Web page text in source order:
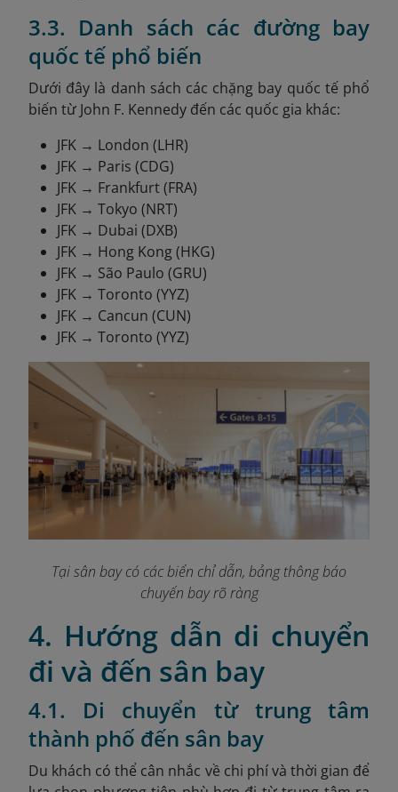
3.3. Danh sách các đường bay
quốc tế phổ biến
Dưới đây là danh sách các chặng bay quốc tế phổ
biến từ John F. Kennedy đến các quốc gia khác:
JFK → London (LHR)
JFK → Paris (CDG)
JFK → Frankfurt (FRA)
JFK → Tokyo (NRT)
JFK → Dubai (DXB)
JFK → Hong Kong (HKG)
JFK → São Paulo (GRU)
JFK → Toronto (YYZ)
JFK → Cancun (CUN)
JFK → Toronto (YYZ)
Tại sân bay có các biển chỉ dẫn, bảng thông báo
chuyến bay rõ ràng
4. Hướng dẫn di chuyển
đi và đến sân bay
4.1. Di chuyển từ trung tâm
thành phố đến sân bay
Du khách có thể cân nhắc về chi phí và thời gian để